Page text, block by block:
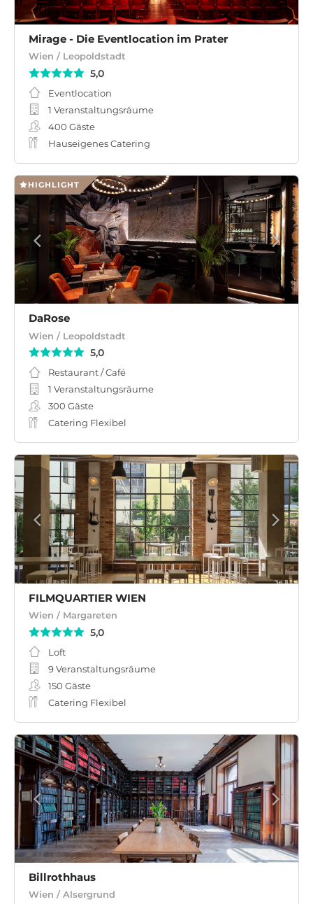
Mirage - Die Eventlocation im Prater
Wien / Leopoldstadt
5,0
Eventlocation
1 Veranstaltungsräume
400 Gäste
Hauseigenes Catering
HIGHLIGHT
DaRose
Wien / Leopoldstadt
5,0
Restaurant / Café
1 Veranstaltungsräume
300 Gäste
Catering Flexibel
FILMQUARTIER WIEN
Wien / Margareten
5,0
Loft
9 Veranstaltungsräume
150 Gäste
Catering Flexibel
Billrothhaus
Wien / Alsergrund